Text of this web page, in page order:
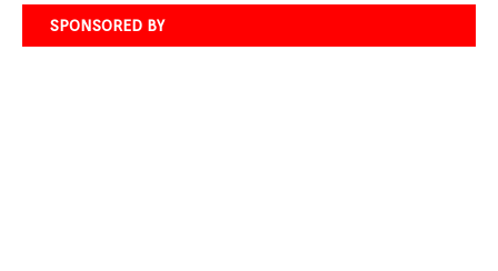
SPONSORED BY